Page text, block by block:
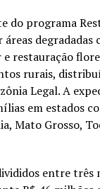
do programa
degradadas
restauração
rurais,
Legal. A
em estados
Mato Grosso,
entre três